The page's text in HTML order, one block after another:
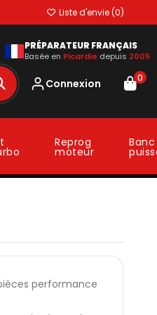
Liste d'envie (0)
PRÉPARATEUR FRANÇAIS
Basée en Picardie depuis 2005
Connexion 0
Reprog
moteur
performance